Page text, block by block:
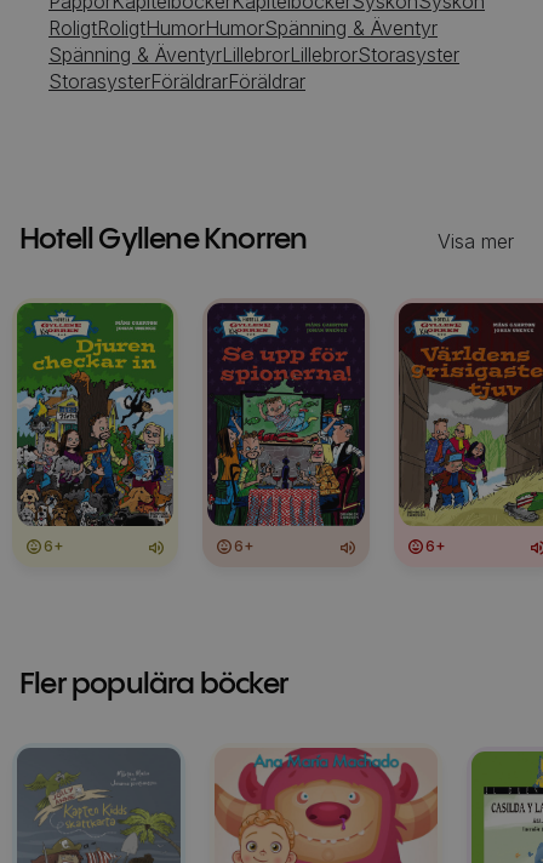
RoligtRoligtHumorHumorSpänning & Äventyr
Spänning & ÄventyrLillebrorLillebrorStorasyster
StorasysterFöräldrarFöräldrar
Hotell Gyllene Knorren Visa mer
6+ 6+ 6+
Fler populära böcker